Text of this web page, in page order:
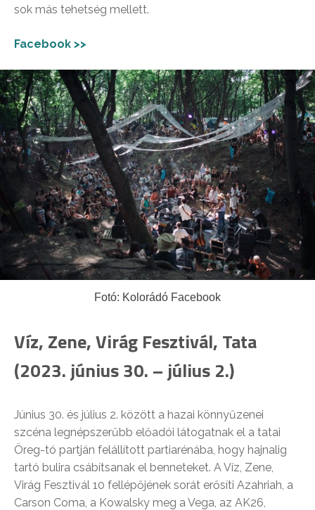
sok más tehetség mellett.
Facebook >>
Fotó: Kolorádó Facebook
Víz, Zene, Virág Fesztivál, Tata
(2023. június 30. – július 2.)
Június 30. és július 2. között a hazai könnyűzenei
szcéna legnépszerűbb előadói látogatnak el a tatai
Öreg-tó partján felállított partiarénába, hogy hajnalig
tartó bulira csábítsanak el benneteket. A Víz, Zene,
Virág Fesztivál 10 fellépőjének sorát erősíti Azahriah, a
Carson Coma, a Kowalsky meg a Vega, az AK26,